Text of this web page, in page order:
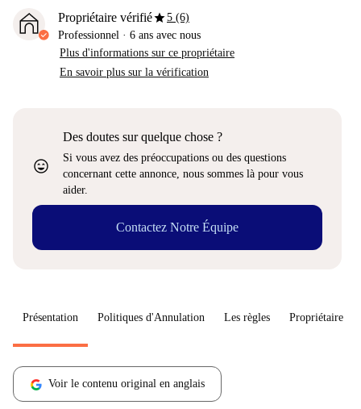
Propriétaire vérifiéstar5 (6)
Professionnel · 6 ans avec nous
Plus d'informations sur ce propriétaire
En savoir plus sur la vérification
sentiment_very_satisfied
Des doutes sur quelque chose ?
Si vous avez des préoccupations ou des questions
concernant cette annonce, nous sommes là pour vous
aider.
Contactez Notre Équipe
Présentation Politiques d'Annulation Les règles Propriétaire
Voir le contenu original en anglais